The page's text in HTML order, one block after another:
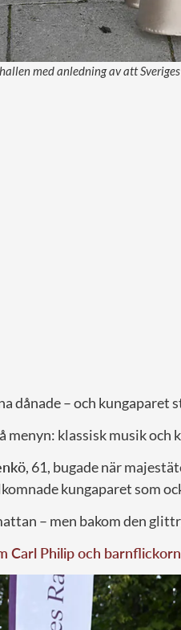
med anledning av att
dånade – och kungaparet
menyn: klassisk musik och
, 61, bugade när
kungaparet som
– men bakom den
Carl Philip och